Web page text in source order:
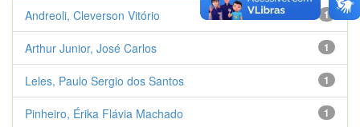
1
Andreoli, Cleverson Vitório
1
Arthur Junior, José Carlos
1
Leles, Paulo Sergio dos Santos
1
Pinheiro, Érika Flávia Machado